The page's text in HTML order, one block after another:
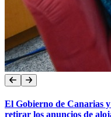
El Gobierno de Canarias
retirar los anuncios de